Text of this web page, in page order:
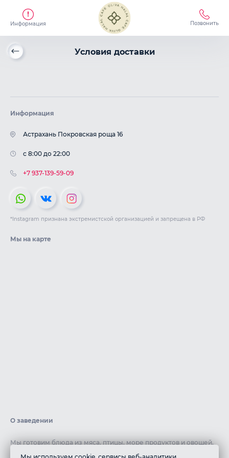
Информация Позвонить
Условия доставки
Информация
Астрахань Покровская роща 16
c 8:00 до 22:00
+7 937-139-59-09
*Instagram признана экстремистской организацией и запрещена в РФ
Мы на карте
О заведении
Мы готовим блюда из мяса, птицы, море продуктов и овощей,
чтобы предложить вам разнообразие вариантов. Все наши